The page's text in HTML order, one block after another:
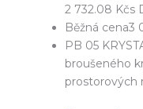
2 732.08 Kčs
Běžná cena3
PB 05
broušeného
prostorových